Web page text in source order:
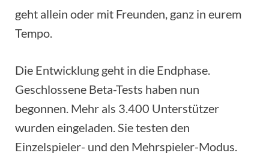
geht allein oder mit Freunden, ganz in eurem
Tempo.
Die Entwicklung geht in die Endphase.
Geschlossene Beta-Tests haben nun
begonnen. Mehr als 3.400 Unterstützer
wurden eingeladen. Sie testen den
Einzelspieler- und den Mehrspieler-Modus.